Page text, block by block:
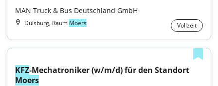
MAN Truck & Bus Deutschland GmbH
Duisburg, Raum Moers Vollzeit
KFZ
Moers